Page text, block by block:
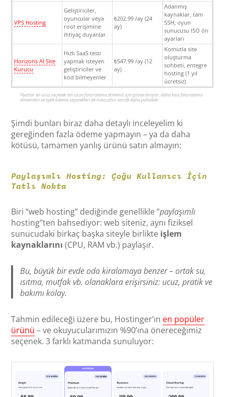
Fiyatlar en ucuz seçenek (en uzun faturalama dönemi) için gösterilmiştir; daha kısa faturalama
dönemleri ve aylık ödeme seçenekleri de mevcuttur ancak daha pahalıdır.
VPS Hosting
Geliştiriciler,
oyuncular veya
root erişimine
ihtiyaç duyanlar
₺202.99 /ay (24
ay)
Adanmış
kaynaklar, tam
SSH, oyun
sunucusu ISO ön
ayarları
Horizons AI Site
Kurucu
Hızlı SaaS testi
yapmak isteyen
geliştiriciler ve
kod bilmeyenler
₺547.99 /ay (12
ay)
Komutla site
oluşturma
sohbeti, entegre
hosting (1 yıl
ücretsiz)
Şimdi bunları biraz daha detaylı inceleyelim ki
gereğinden fazla ödeme yapmayın – ya da daha
kötüsü, tamamen yanlış ürünü satın almayın:
Paylaşımlı Hosting: Çoğu Kullanıcı İçin
Tatlı Nokta
Biri “web hosting” dediğinde genellikle “paylaşımlı
hosting”ten bahsediyor: web siteniz, aynı fiziksel
sunucudaki birkaç başka siteyle birlikte işlem
kaynaklarını (CPU, RAM vb.) paylaşır.
Bu, büyük bir evde oda kiralamaya benzer – ortak su,
ısıtma, mutfak vb. olanaklara erişirsiniz: ucuz, pratik ve
bakımı kolay.
Tahmin edileceği üzere bu, Hostinger’ın en popüler
ürünü – ve okuyucularımızın %90’ına önereceğimiz
seçenek. 3 farklı katmanda sunuluyor: